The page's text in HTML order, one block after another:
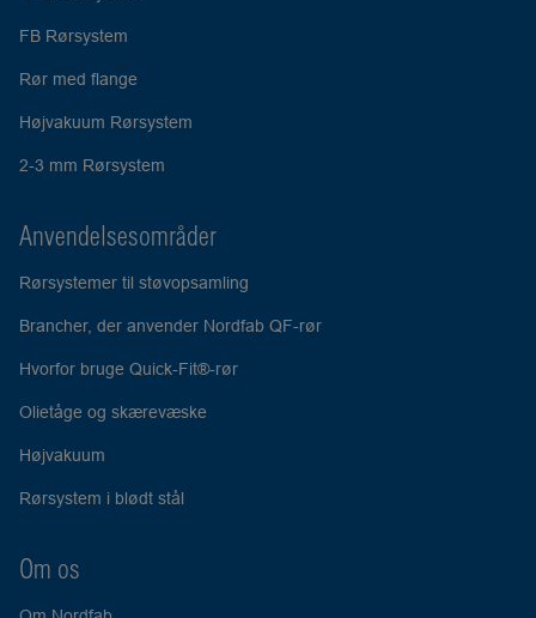
FB Rørsystem
Rør med flange
Højvakuum Rørsystem
2-3 mm Rørsystem
Anvendelsesområder
Rørsystemer til støvopsamling
Brancher, der anvender Nordfab QF-rør
Hvorfor bruge Quick-Fit®-rør
Olietåge og skærevæske
Højvakuum
Rørsystem i blødt stål
Om os